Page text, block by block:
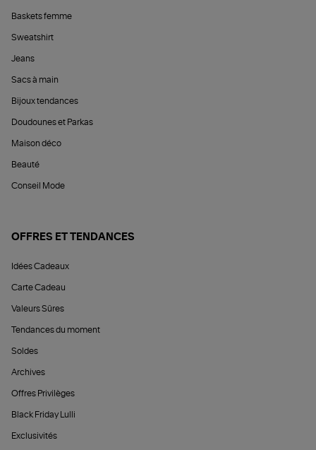
Baskets femme
Sweatshirt
Jeans
Sacs à main
Bijoux tendances
Doudounes et Parkas
Maison déco
Beauté
Conseil Mode
OFFRES ET TENDANCES
Idées Cadeaux
Carte Cadeau
Valeurs Sûres
Tendances du moment
Soldes
Archives
Offres Privilèges
Black Friday Lulli
Exclusivités